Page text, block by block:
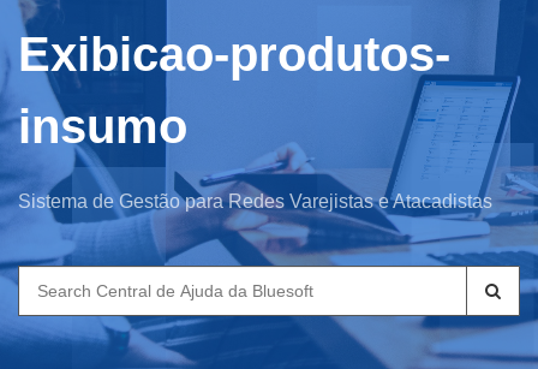
Exibicao-produtos-
insumo
Sistema de Gestão para Redes Varejistas e Atacadistas
Search
for: